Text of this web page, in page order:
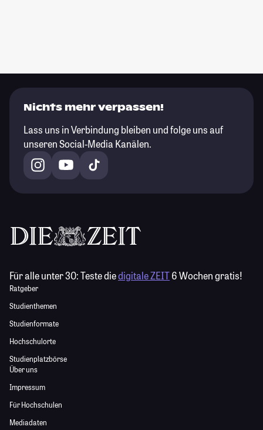
Nichts mehr verpassen!
Lass uns in Verbindung bleiben und folge uns auf
unseren Social-Media Kanälen.
Für alle unter 30:Teste diedigitale ZEIT6 Wochen gratis!
Ratgeber
Studienthemen
Studienformate
Hochschulorte
Studienplatzbörse
Über uns
Impressum
Für Hochschulen
Mediadaten